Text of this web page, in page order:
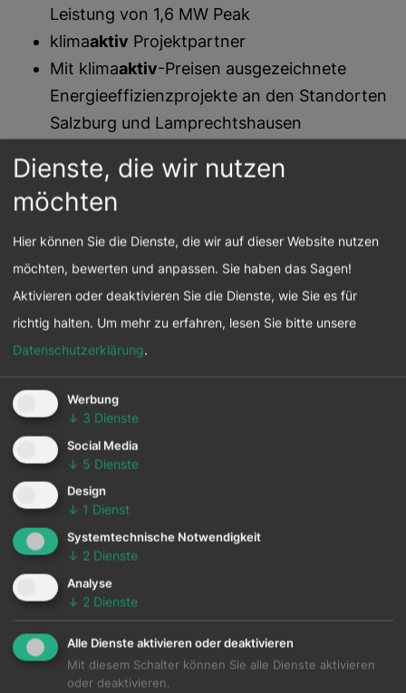
Leistung von 1,6 MW Peak
klimaaktiv Projektpartner
Mit klimaaktiv-Preisen ausgezeichnete
Energieeffizienzprojekte an den Standorten
Salzburg und Lamprechtshausen
Monomaterial Käsescheibenverpackungen,
Reduktion des Materialeinsatzes
Kooperationen mit sozialen Partnern und
Too Good To Go, um einen Beitrag zur
Reduktion von Lebensmittelabfällen zu
leisten
Wissenschaftlich fundiertes Klimaziel
bestätigt die hervorragende Ökobilanz und
wertvollen Ökosystemleistungen der
Milcherzeugung der SalzburgMilch
für nachhaltige Unternehmensführung 2025
Kununu „Top Companies 2025“
Quality Award Market Institut 2024: Platz 5
von Salzburgs besten Arbeitgebern
Umfassende Förderung der Aus- und
Weiterbildung unserer Mitarbeiterinnen und
Mitarbeiter
Dienste, die wir nutzen
möchten
Hier können Sie die Dienste, die wir auf dieser Website nutzen
möchten, bewerten und anpassen. Sie haben das Sagen!
Aktivieren oder deaktivieren Sie die Dienste, wie Sie es für
richtig halten. Um mehr zu erfahren, lesen Sie bitte unsere
Datenschutzerklärung.
Werbung
↓ 3 Dienste
Social Media
↓ 5 Dienste
Design
↓ 1 Dienst
Systemtechnische Notwendigkeit
↓ 2 Dienste
Analyse
↓ 2 Dienste
Alle Dienste aktivieren oder deaktivieren
Mit diesem Schalter können Sie alle Dienste aktivieren
oder deaktivieren.